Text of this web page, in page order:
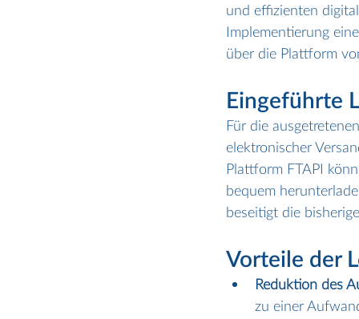
und effizienten
Implementierung
über die Plattform
Eingeführte
Für die
elektronischer
Plattform FTAPI
bequem
beseitigt die
Vorteile der
Reduktion des
zu einer